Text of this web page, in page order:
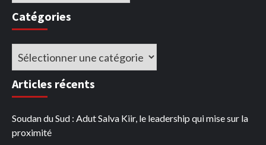
Catégories
Catégories
Articles récents
Soudan du Sud : Adut Salva Kiir, le leadership qui mise sur la
proximité